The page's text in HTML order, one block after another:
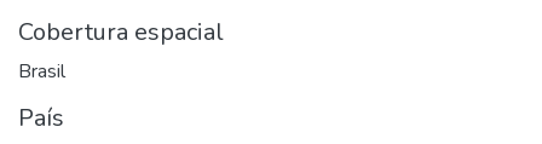
Cobertura espacial
Brasil
País